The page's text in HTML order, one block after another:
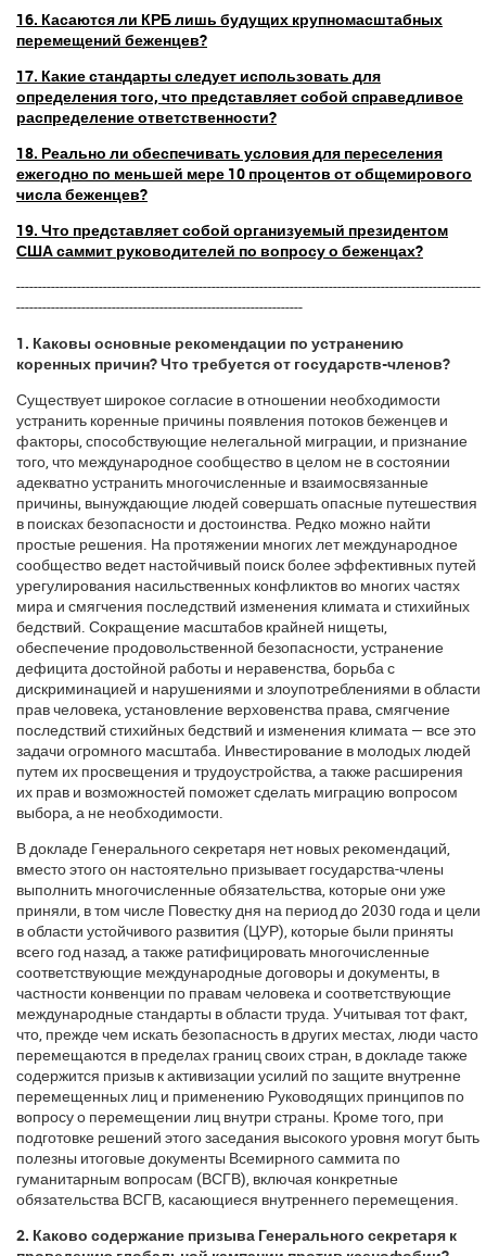
16. Касаются ли КРБ лишь будущих крупномасштабных
перемещений беженцев?
17. Какие стандарты следует использовать для
определения того, что представляет собой справедливое
распределение ответственности?
18. Реально ли обеспечивать условия для переселения
ежегодно по меньшей мере 10 процентов от общемирового
числа беженцев?
19. Что представляет собой организуемый президентом
США саммит руководителей по вопросу о беженцах?
-----------------------------------------------------------------------------------------------------------
------------------------------------------------------------------
1. Каковы основные рекомендации по устранению
коренных причин? Что требуется от государств-членов?
Существует широкое согласие в отношении необходимости
устранить коренные причины появления потоков беженцев и
факторы, способствующие нелегальной миграции, и признание
того, что международное сообщество в целом не в состоянии
адекватно устранить многочисленные и взаимосвязанные
причины, вынуждающие людей совершать опасные путешествия
в поисках безопасности и достоинства. Редко можно найти
простые решения. На протяжении многих лет международное
сообщество ведет настойчивый поиск более эффективных путей
урегулирования насильственных конфликтов во многих частях
мира и смягчения последствий изменения климата и стихийных
бедствий. Сокращение масштабов крайней нищеты,
обеспечение продовольственной безопасности, устранение
дефицита достойной работы и неравенства, борьба с
дискриминацией и нарушениями и злоупотреблениями в области
прав человека, установление верховенства права, смягчение
последствий стихийных бедствий и изменения климата — все это
задачи огромного масштаба. Инвестирование в молодых людей
путем их просвещения и трудоустройства, а также расширения
их прав и возможностей поможет сделать миграцию вопросом
выбора, а не необходимости.
В докладе Генерального секретаря нет новых рекомендаций,
вместо этого он настоятельно призывает государства-члены
выполнить многочисленные обязательства, которые они уже
приняли, в том числе Повестку дня на период до 2030 года и цели
в области устойчивого развития (ЦУР), которые были приняты
всего год назад, а также ратифицировать многочисленные
соответствующие международные договоры и документы, в
частности конвенции по правам человека и соответствующие
международные стандарты в области труда. Учитывая тот факт,
что, прежде чем искать безопасность в других местах, люди часто
перемещаются в пределах границ своих стран, в докладе также
содержится призыв к активизации усилий по защите внутренне
перемещенных лиц и применению Руководящих принципов по
вопросу о перемещении лиц внутри страны. Кроме того, при
подготовке решений этого заседания высокого уровня могут быть
полезны итоговые документы Всемирного саммита по
гуманитарным вопросам (ВСГВ), включая конкретные
обязательства ВСГВ, касающиеся внутреннего перемещения.
2. Каково содержание призыва Генерального секретаря к